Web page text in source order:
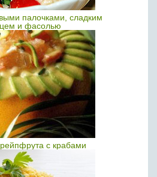
палочками, сладким
и фасолью
с крабами